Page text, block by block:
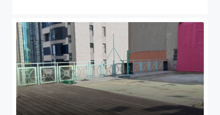
些突如其來的發展機會。在 2026 年這個充滿機遇與挑戰的年
份，沒有絕對正確的選擇，只有最適合你發展階段的選擇。 如
果你有興趣了解更多，或有租辦公室的需要，可以馬上聯絡我
們。Podium寶聯物業代理有限公司為您提供最專業的服務，並
在中環區不論甲級、乙級寫字樓都有過百個租盤，歡迎預約參
觀。